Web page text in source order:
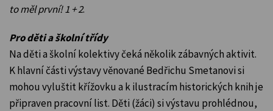
to měl první! 1 + 2.
Pro děti a školní třídy
Na děti a školní kolektivy čeká několik zábavných aktivit.
K hlavní části výstavy věnované Bedřichu Smetanovi si
mohou vyluštit křížovku a k ilustracím historických knih je
připraven pracovní list. Děti (žáci) si výstavu prohlédnou,